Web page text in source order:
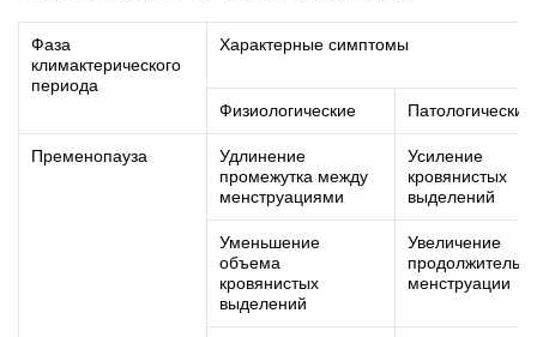
Фаза
климактерического
периода
Характерные симптомы
Физиологические Патологические
Пременопауза
Удлинение
промежутка между
менструациями
Усиление
кровянистых
выделений
Уменьшение
объема
кровянистых
выделений
Увеличение
менструации